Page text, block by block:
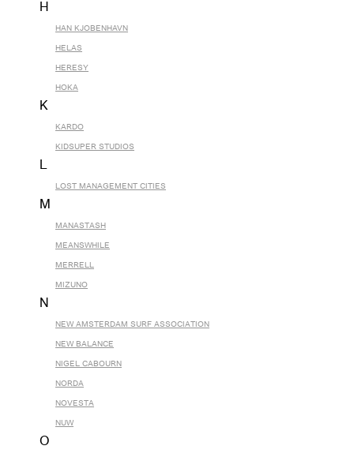
H
HAN KJOBENHAVN
HELAS
HERESY
HOKA
K
KARDO
KIDSUPER STUDIOS
L
LOST MANAGEMENT CITIES
M
MANASTASH
MEANSWHILE
MERRELL
MIZUNO
N
NEW AMSTERDAM SURF ASSOCIATION
NEW BALANCE
NIGEL CABOURN
NORDA
NOVESTA
NUW
O